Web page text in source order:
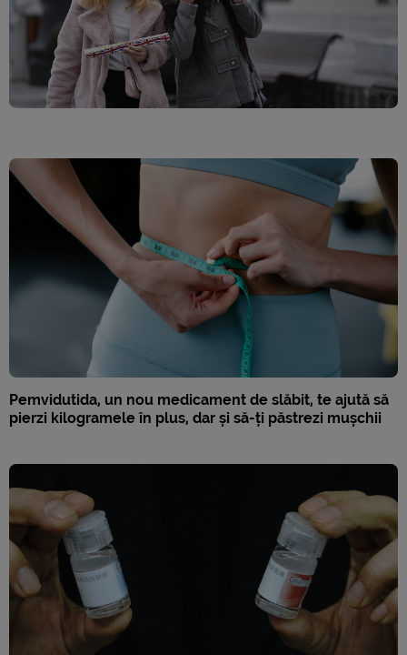
Pemvidutida, un nou medicament de slăbit, te ajută să
pierzi kilogramele în plus, dar și să-ți păstrezi mușchii